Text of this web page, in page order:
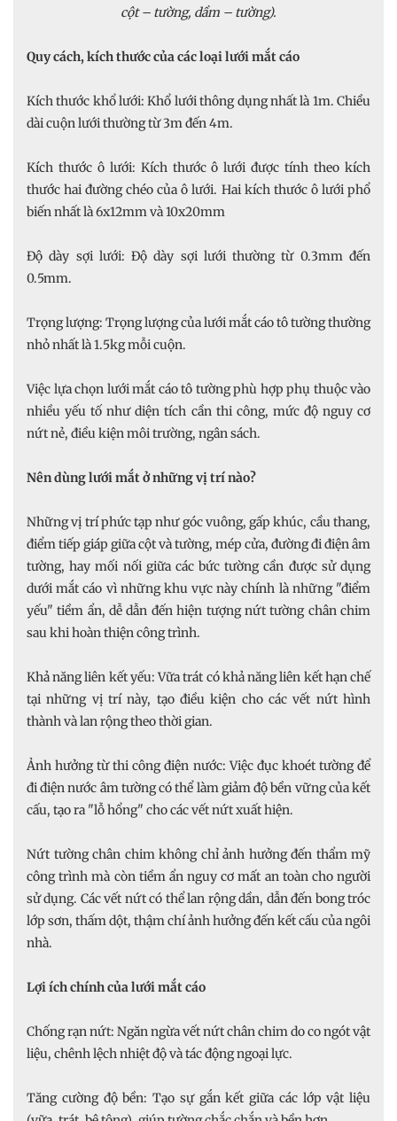
cột – tường, dầm – tường).
Quy cách, kích thước của các loại lưới mắt cáo
Kích thước khổ lưới: Khổ lưới thông dụng nhất là 1m. Chiều
dài cuộn lưới thường từ 3m đến 4m.
Kích thước ô lưới: Kích thước ô lưới được tính theo kích
thước hai đường chéo của ô lưới. Hai kích thước ô lưới phổ
biến nhất là 6x12mm và 10x20mm
Độ dày sợi lưới: Độ dày sợi lưới thường từ 0.3mm đến
0.5mm.
Trọng lượng: Trọng lượng của lưới mắt cáo tô tường thường
nhỏ nhất là 1.5kg mỗi cuộn.
Việc lựa chọn lưới mắt cáo tô tường phù hợp phụ thuộc vào
nhiều yếu tố như diện tích cần thi công, mức độ nguy cơ
nứt nẻ, điều kiện môi trường, ngân sách.
Nên dùng lưới mắt ở những vị trí nào?
Những vị trí phức tạp như góc vuông, gấp khúc, cầu thang,
điểm tiếp giáp giữa cột và tường, mép cửa, đường đi điện âm
tường, hay mối nối giữa các bức tường cần được sử dụng
dưới mắt cáo vì những khu vực này chính là những "điểm
yếu" tiềm ẩn, dễ dẫn đến hiện tượng nứt tường chân chim
sau khi hoàn thiện công trình.
Khả năng liên kết yếu: Vữa trát có khả năng liên kết hạn chế
tại những vị trí này, tạo điều kiện cho các vết nứt hình
thành và lan rộng theo thời gian.
Ảnh hưởng từ thi công điện nước: Việc đục khoét tường để
đi điện nước âm tường có thể làm giảm độ bền vững của kết
cấu, tạo ra "lỗ hổng" cho các vết nứt xuất hiện.
Nứt tường chân chim không chỉ ảnh hưởng đến thẩm mỹ
công trình mà còn tiềm ẩn nguy cơ mất an toàn cho người
sử dụng. Các vết nứt có thể lan rộng dần, dẫn đến bong tróc
lớp sơn, thấm dột, thậm chí ảnh hưởng đến kết cấu của ngôi
nhà.
Lợi ích chính của lưới mắt cáo
Chống rạn nứt: Ngăn ngừa vết nứt chân chim do co ngót vật
liệu, chênh lệch nhiệt độ và tác động ngoại lực.
Tăng cường độ bền: Tạo sự gắn kết giữa các lớp vật liệu